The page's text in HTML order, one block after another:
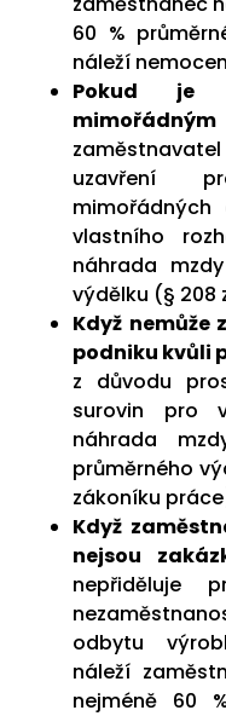
60 %
náleží
Pokud je
uzavření
vlastního
náhrada
výdělku (§ 208
Když
podniku kvůli
z důvodu
surovin pro
náhrada
průměrného
zákoníku
Když
nejsou
nepřiděluje
odbytu
náleží
nejméně 60